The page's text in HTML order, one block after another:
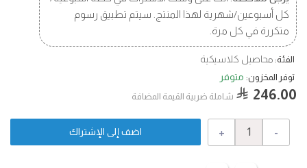
كل أسبوعين/شهرية لهذا المنتج. سيتم تطبيق رسوم
متكررة في كل مرة.
الفئة: محاصيل كلاسيكية
توفر المخزون: متوفر
246.00 شاملة ضربية القيمة المضافة
-
+ اضف إلى الإشتراك